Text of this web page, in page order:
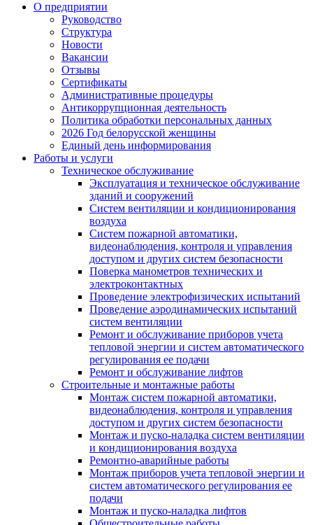
О предприятии
Руководство
Структура
Новости
Вакансии
Отзывы
Сертификаты
Административные процедуры
Антикоррупционная деятельность
Политика обработки персональных данных
2026 Год белорусской женщины
Единый день информирования
Работы и услуги
Техническое обслуживание
Эксплуатация и техническое обслуживание
зданий и сооружений
Систем вентиляции и кондиционирования
воздуха
Систем пожарной автоматики,
видеонаблюдения, контроля и управления
доступом и других систем безопасности
Поверка манометров технических и
электроконтактных
Проведение электрофизических испытаний
Проведение аэродинамических испытаний
систем вентиляции
Ремонт и обслуживание приборов учета
тепловой энергии и систем автоматического
регулирования ее подачи
Ремонт и обслуживание лифтов
Строительные и монтажные работы
Монтаж систем пожарной автоматики,
видеонаблюдения, контроля и управления
доступом и других систем безопасности
Монтаж и пуско-наладка систем вентиляции
и кондиционирования воздуха
Ремонтно-аварийные работы
Монтаж приборов учета тепловой энергии и
систем автоматического регулирования ее
подачи
Монтаж и пуско-наладка лифтов